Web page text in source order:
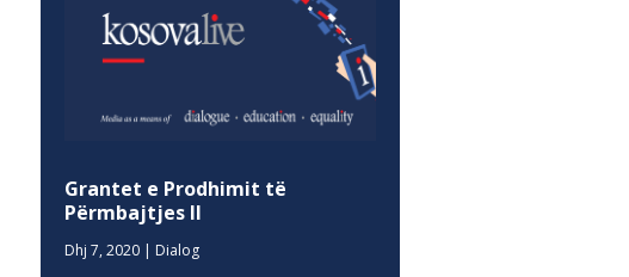
Grantet e Prodhimit të
Përmbajtjes II
Dhj 7, 2020 | Dialog